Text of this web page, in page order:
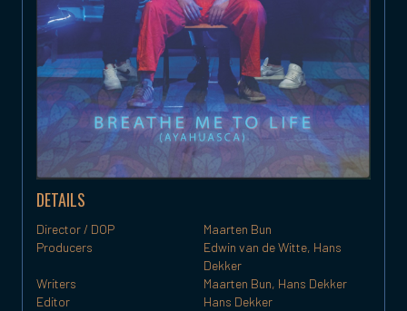
DETAILS
Director / DOP
Maarten Bun
Producers
Edwin van de Witte, Hans
Dekker
Writers
Maarten Bun, Hans Dekker
Editor
Hans Dekker